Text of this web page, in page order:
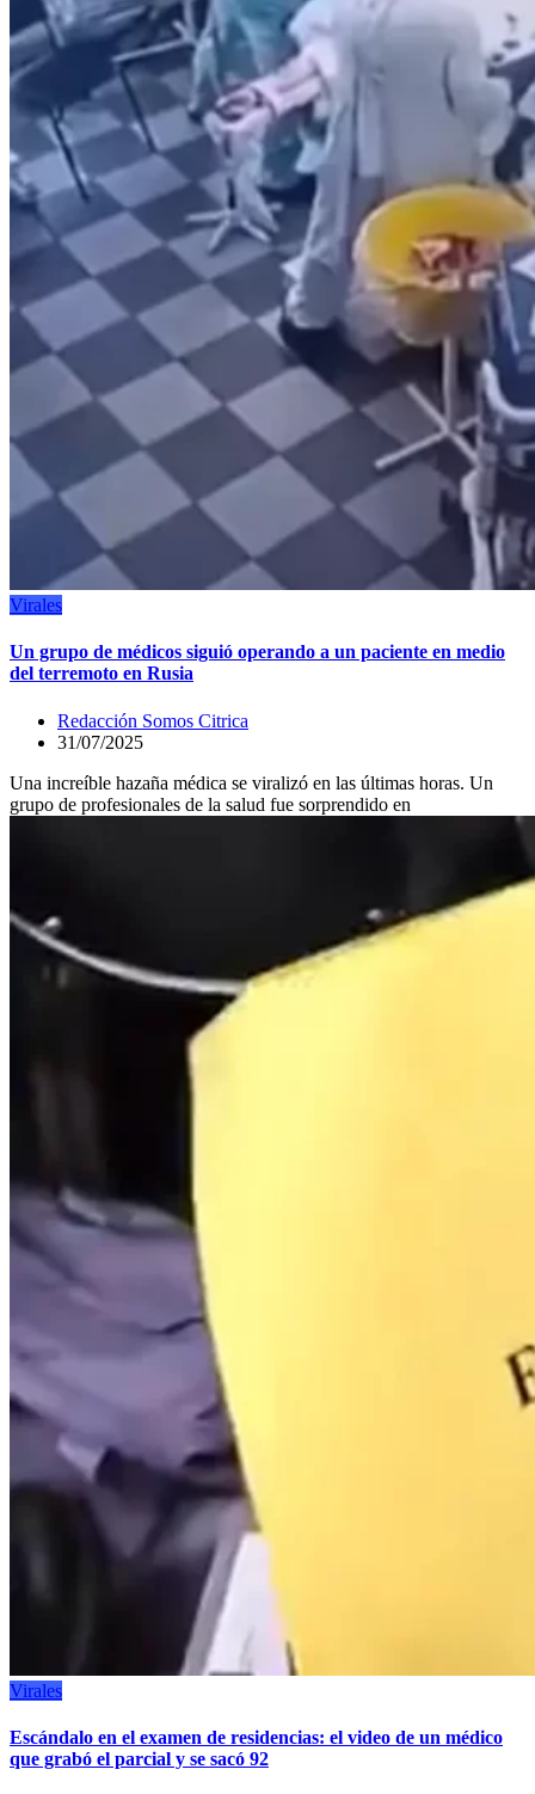
Virales
Un grupo de médicos siguió operando a un paciente en medio
del terremoto en Rusia
Redacción Somos Citrica
31/07/2025
Una increíble hazaña médica se viralizó en las últimas horas. Un
grupo de profesionales de la salud fue sorprendido en
Virales
Escándalo en el examen de residencias: el video de un médico
que grabó el parcial y se sacó 92